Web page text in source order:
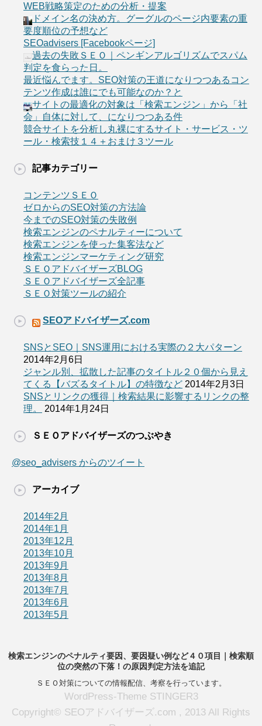
WEB戦略策定のための分析・提案
ドメイン名の決め方。グーグルのページ内要素の重
要度順位の予想など
SEOadvisers [Facebookページ]
過去の失敗ＳＥＯ｜ペンギンアルゴリズムでスパム
判定を食らった日。
最近悩んでます。SEO対策の王道になりつつあるコン
テンツ作成は誰にでも可能なのか？と
サイトの最適化の対象は「検索エンジン」から「社
会」自体に対して、になりつつある件
競合サイトを分析し丸裸にするサイト・サービス・ツ
ール・検索技１４＋おまけ３ツール
記事カテゴリー
コンテンツＳＥＯ
ゼロからのSEO対策の方法論
今までのSEO対策の失敗例
検索エンジンのペナルティーについて
検索エンジンを使った集客法など
検索エンジンマーケティング研究
ＳＥＯアドバイザーズBLOG
ＳＥＯアドバイザーズ全記事
ＳＥＯ対策ツールの紹介
SEOアドバイザーズ.com
SNSとSEO｜SNS運用における実際の２大パターン
2014年2月6日
ジャンル別、拡散した記事のタイトル２０個から見え
てくる【バズるタイトル】の特徴など 2014年2月3日
SNSとリンクの獲得｜検索結果に影響するリンクの整
理。
2014年1月24日
ＳＥＯアドバイザーズのつぶやき
@seo_advisers からのツイート
アーカイブ
2014年2月
2014年1月
2013年12月
2013年10月
2013年9月
2013年8月
2013年7月
2013年6月
2013年5月
検索エンジンのペナルティ要因、要因疑い例など４０項目｜検索順
位の突然の下落！の原因判定方法を追記
ＳＥＯ対策についての情報配信、考察を行っています。
WordPress-Theme STINGER3
Copyright© SEOアドバイザーズ.com , 2013 All Rights